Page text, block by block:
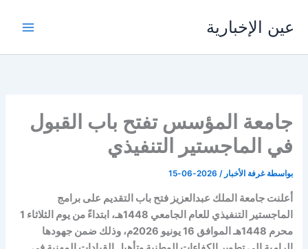
المحتوى
عين الإخبارية
جامعة المؤسس تفتح باب القبول
في الماجستير التنفيذي
بواسطة غرفة الأخبار/
2026-06-15
أعلنت جامعة الملك عبدالعزيز فتح باب التقديم على برامج
الماجستير التنفيذي للعام الجامعي 1448هـ، ابتداءً من يوم الثلاثاء 1
محرم 1448هـ الموافق 16 يونيو 2026م، وذلك ضمن جهودها